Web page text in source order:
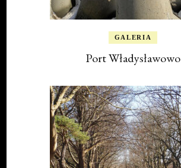
GALERIA
Port Władysławowo